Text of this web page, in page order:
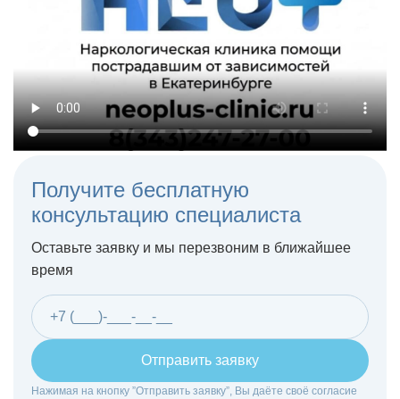
Получите бесплатную
консультацию специалиста
Оставьте заявку и мы перезвоним в ближайшее
время
Отправить заявку
Нажимая на кнопку ”Отправить заявку”, Вы даёте своё согласие